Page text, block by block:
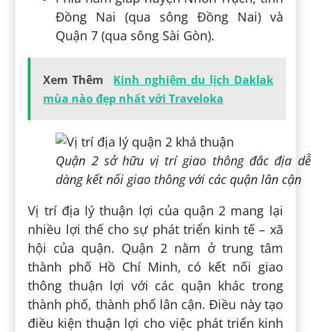
Đồng Nai (qua sông Đồng Nai) và
Quận 7 (qua sông Sài Gòn).
Xem Thêm
Kinh nghiệm du lịch Daklak
mùa nào đẹp nhất với Traveloka
Quận 2 sở hữu vị trí giao thông đắc địa dễ
dàng kết nối giao thông với các quận lân cận
Vị trí địa lý thuận lợi của quận 2 mang lại
nhiều lợi thế cho sự phát triển kinh tế – xã
hội của quận. Quận 2 nằm ở trung tâm
thành phố Hồ Chí Minh, có kết nối giao
thông thuận lợi với các quận khác trong
thành phố, thành phố lân cận. Điều này tạo
điều kiện thuận lợi cho việc phát triển kinh